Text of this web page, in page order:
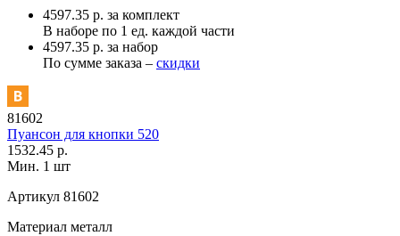
4597.35 р. за комплект
В наборе по 1 ед. каждой части
4597.35 р. за набор
По сумме заказа – скидки
81602
Пуансон для кнопки 520
1532.45 р.
Мин. 1 шт
Артикул 81602
Материал металл